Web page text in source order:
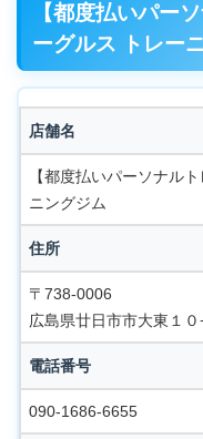
【都度払いパー
ーグルス トレー
店舗名
【都度払いパーソナル
ニングジム
住所
〒738-0006
広島県廿日市市大東１０
電話番号
090-1686-6655